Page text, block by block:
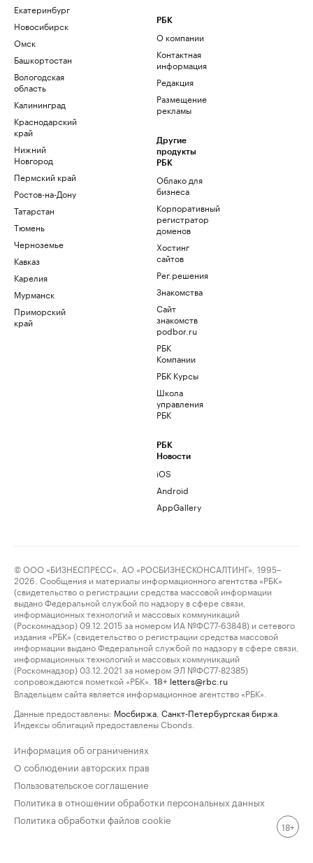
Екатеринбург
Новосибирск
Омск
Башкортостан
Вологодская
область
Калининград
Краснодарский
край
Нижний
Новгород
Пермский край
Ростов-на-Дону
Татарстан
Тюмень
Черноземье
Кавказ
Карелия
Мурманск
Приморский
край
РБК
О компании
Контактная
информация
Редакция
Размещение
рекламы
Другие
продукты
РБК
Облако для
бизнеса
Корпоративный
регистратор
доменов
Хостинг
сайтов
Рег.решения
Знакомства
Сайт
знакомств
podbor.ru
РБК
Компании
РБК Курсы
Школа
управления
РБК
РБК
Новости
iOS
Android
AppGallery
© ООО «БИЗНЕСПРЕСС», АО «РОСБИЗНЕСКОНСАЛТИНГ», 1995–
2026. Сообщения и материалы информационного агентства «РБК»
(свидетельство о регистрации средства массовой информации
выдано Федеральной службой по надзору в сфере связи,
информационных технологий и массовых коммуникаций
(Роскомнадзор) 09.12.2015 за номером ИА №ФС77-63848) и сетевого
издания «РБК» (свидетельство о регистрации средства массовой
информации выдано Федеральной службой по надзору в сфере связи,
информационных технологий и массовых коммуникаций
(Роскомнадзор) 03.12.2021 за номером ЭЛ №ФС77-82385)
сопровождаются пометкой «РБК».
18+ letters@rbc.ru
Владельцем сайта является информационное агентство «РБК».
Данные предоставлены: Мосбиржа Санкт-Петербургская биржа
Индексы облигаций предоставлены Cbonds.
Информация об ограничениях
О соблюдении авторских прав
Пользовательское соглашение
Политика в отношении обработки персональных данных
Политика обработки файлов cookie
18+